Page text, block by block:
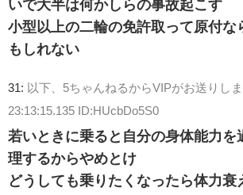
いで大半は何かしらの事故起こす
小型以上の二輪の免許取って原付な
もしれない
31: 以下、5ちゃんねるからVIPがお送りし
23:13:15.135 ID:HUcbDo5S0
若いときに乗ると自分の身体能力を
理するからやめとけ
どうしても乗りたくなったら体力衰